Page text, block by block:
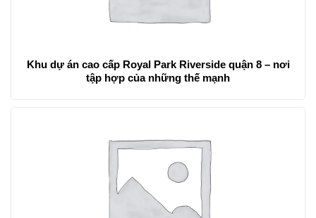
Khu dự án cao cấp Royal Park Riverside quận 8 – nơi
tập hợp của những thế mạnh